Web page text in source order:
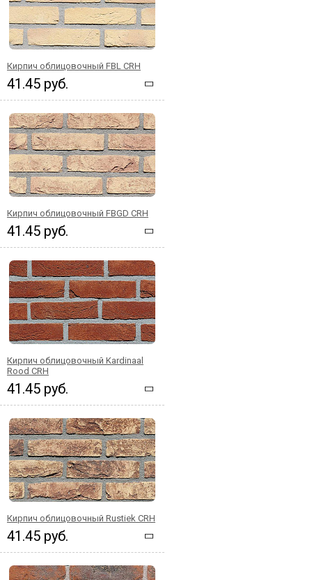
Кирпич облицовочный FBL CRH
41.45 руб.
Кирпич облицовочный FBGD CRH
41.45 руб.
Кирпич облицовочный Kardinaal
Rood CRH
41.45 руб.
Кирпич облицовочный Rustiek CRH
41.45 руб.